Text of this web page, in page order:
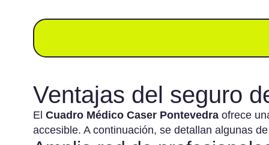
vida preciodecesos con
repatriación
Seguro de
médicos
Ventajas del seguro
El Cuadro Médico Caser Pontevedra ofrece
accesible. A continuación, se detallan algunas